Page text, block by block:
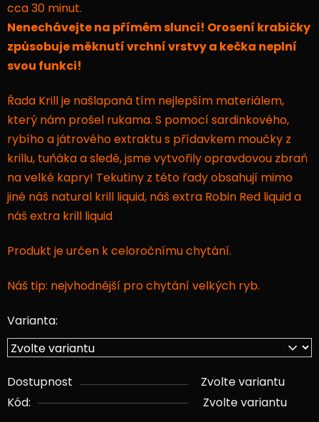
cca 30 minut.
Nenechávejte na přímém slunci! Orosení krabičky
způsobuje měknutí vrchní vrstvy a kečka neplní
svou funkci!
Řada Krill je našlapaná tím nejlepším materiálem,
který nám prošel rukama. S pomocí sardinkového,
rybího a játrového extraktu s přídavkem moučky z
krillu, tuňáka a sledě, jsme vytvořily opravdovou zbraň
na velké kapry! Tekutiny z této řady obsahují mimo
jiné náš natural krill liquid, náš extra Robin Red liquid a
náš extra krill liquid
Produkt je určen k celoročnímu chytání.
Náš tip: nejvhodnější pro chytání velkých ryb.
Varianta:
Dostupnost
Zvolte variantu
Kód:
Zvolte variantu